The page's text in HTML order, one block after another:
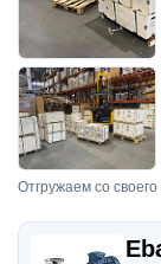
Отгружаем со